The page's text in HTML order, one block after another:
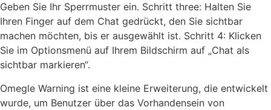
Geben Sie Ihr Sperrmuster ein. Schritt three: Halten Sie
Ihren Finger auf dem Chat gedrückt, den Sie sichtbar
machen möchten, bis er ausgewählt ist. Schritt 4: Klicken
Sie im Optionsmenü auf Ihrem Bildschirm auf „Chat als
sichtbar markieren“.
Omegle Warning ist eine kleine Erweiterung, die entwickelt
wurde, um Benutzer über das Vorhandensein von